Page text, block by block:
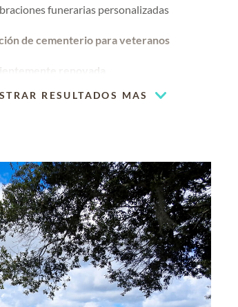
funerarias personalizadas
de cementerio para veteranos
renovada
exterior
RESULTADOS MAS